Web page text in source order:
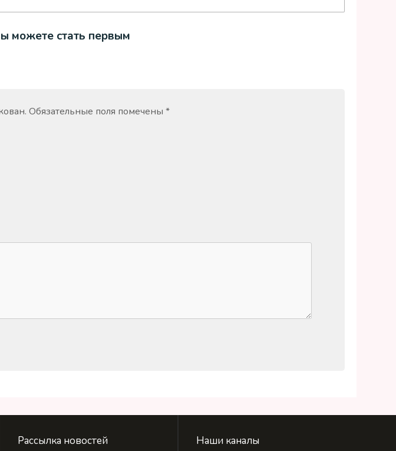
можете стать первым
Обязательные поля помечены *
Рассылка новостей Наши каналы